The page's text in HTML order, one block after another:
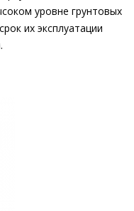
уровне грунтовых
их эксплуатации